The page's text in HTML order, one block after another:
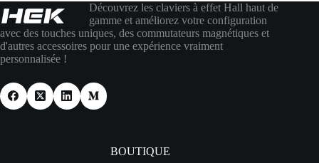
Découvrez les claviers à effet Hall haut de
gamme et améliorez votre configuration
avec des touches uniques, des commutateurs magnétiques et
d'autres accessoires pour une expérience vraiment
personnalisée !
BOUTIQUE